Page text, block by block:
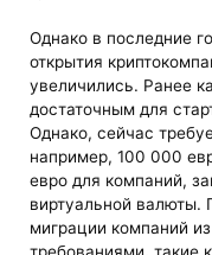
Однако в последние
открытия
увеличились. Ранее
достаточным для
Однако, сейчас
например, 100 000
евро для компаний,
виртуальной валюты.
миграции компаний